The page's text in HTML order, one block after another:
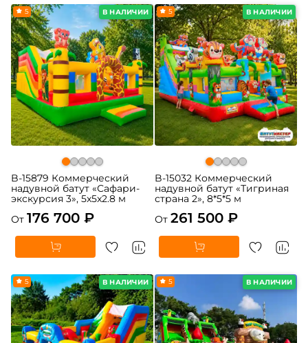
В НАЛИЧИИ
5
B-15879 Коммерческий
надувной батут «Сафари-
экскурсия 3», 5x5x2.8 м
От 176 700 ₽
В НАЛИЧИИ
5
B-15032 Коммерческий
надувной батут «Тигриная
страна 2», 8*5*5 м
От 261 500 ₽
В НАЛИЧИИ
5 В НАЛИЧИИ
5